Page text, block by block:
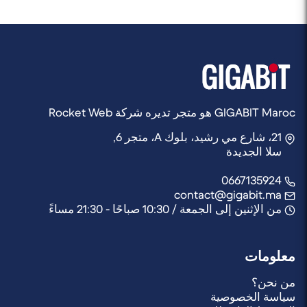
إلى مضخم إشارة.
GIGABIT Maroc هو متجر تديره شركة Rocket Web
21، شارع مي رشيد، بلوك A، متجر 6,
سلا الجديدة
من الإثنين إلى الجمعة / 10:30 صباحًا - 21:30 مساءً
معلومات
من نحن؟
سياسة الخصوصية